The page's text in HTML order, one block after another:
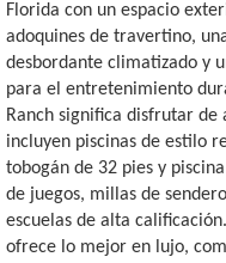
Florida con un espacio
adoquines de travertino,
desbordante climatizado y
para el entretenimiento
Ranch significa disfrutar de
incluyen piscinas de estilo
tobogán de 32 pies y
de juegos, millas de
escuelas de alta
ofrece lo mejor en lujo,